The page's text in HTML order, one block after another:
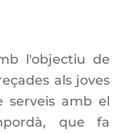
l'objectiu de
als joves
serveis amb el
que fa